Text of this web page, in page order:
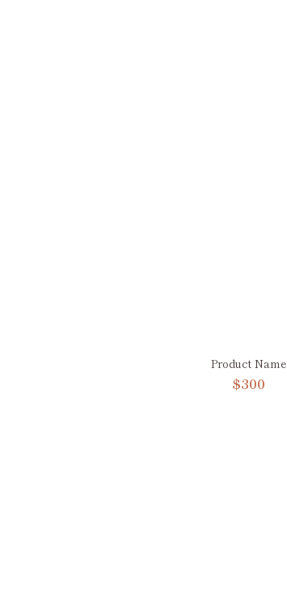
Product Name
$300